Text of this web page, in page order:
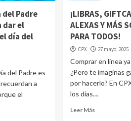
del Padre
dar el
día del
del Padre es
a
el
¡LIBRAS,
ALEXAS Y MÁS
PARA TODOS!
CPX 27 mayo, 2025
Comprar en línea
¿Pero te imaginas
por hacerlo? En
los días....
Leer Más